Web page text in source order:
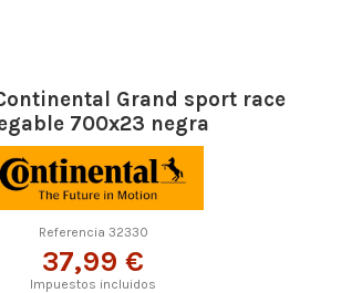
Grand sport race
700x23 negra
Referencia 32330
37,99 €
Impuestos incluidos